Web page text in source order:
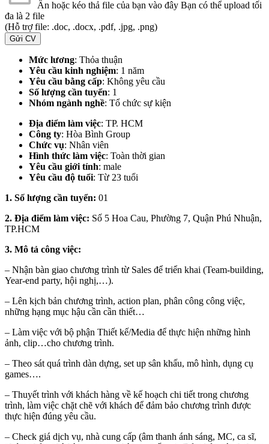
Ấn hoặc kéo thả file của bạn vào đây Bạn có thể upload tối
đa là 2 file
(Hỗ trợ file: .doc, .docx, .pdf, .jpg, .png)
Gửi CV
Mức lương: Thỏa thuận
Yêu cầu kinh nghiệm: 1 năm
Yêu cầu bằng cấp: Không yêu cầu
Số lượng cần tuyển: 1
Nhóm ngành nghề: Tổ chức sự kiện
Địa điểm làm việc: TP. HCM
Công ty: Hòa Bình Group
Chức vụ: Nhân viên
Hình thức làm việc: Toàn thời gian
Yêu cầu giới tính: male
Yêu cầu độ tuổi: Từ 23 tuổi
1. Số lượng cần tuyển: 01
2. Địa điểm làm việc: Số 5 Hoa Cau, Phường 7, Quận Phú Nhuận,
TP.HCM
3. Mô tả công việc:
– Nhận bàn giao chương trình từ Sales để triển khai (Team-building,
Year-end party, hội nghị,…).
– Lên kịch bản chương trình, action plan, phân công công việc,
những hạng mục hậu cần cần thiết…
– Làm việc với bộ phận Thiết kế/Media để thực hiện những hình
ảnh, clip…cho chương trình.
– Theo sát quá trình dàn dựng, set up sân khấu, mô hình, dụng cụ
games….
– Thuyết trình với khách hàng về kế hoạch chi tiết trong chương
trình, làm việc chặt chẽ với khách để đảm bảo chương trình được
thực hiện đúng yêu cầu.
– Check giá dịch vụ, nhà cung cấp (âm thanh ánh sáng, MC, ca sĩ,